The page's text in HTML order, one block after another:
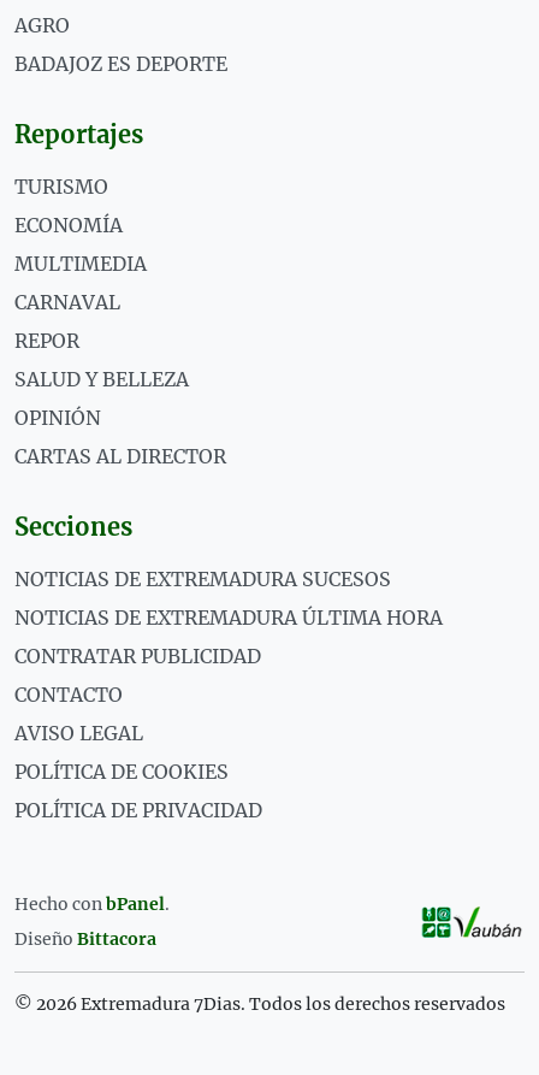
AGRO
BADAJOZ ES DEPORTE
Reportajes
TURISMO
ECONOMÍA
MULTIMEDIA
CARNAVAL
REPOR
SALUD Y BELLEZA
OPINIÓN
CARTAS AL DIRECTOR
Secciones
NOTICIAS DE EXTREMADURA SUCESOS
NOTICIAS DE EXTREMADURA ÚLTIMA HORA
CONTRATAR PUBLICIDAD
CONTACTO
AVISO LEGAL
POLÍTICA DE COOKIES
POLÍTICA DE PRIVACIDAD
Hecho con bPanel.
Diseño Bittacora
© 2026 Extremadura 7Dias. Todos los derechos reservados